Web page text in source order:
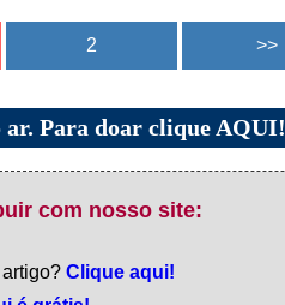
ar. Para doar clique AQUI!
com nosso site:
Clique aqui!